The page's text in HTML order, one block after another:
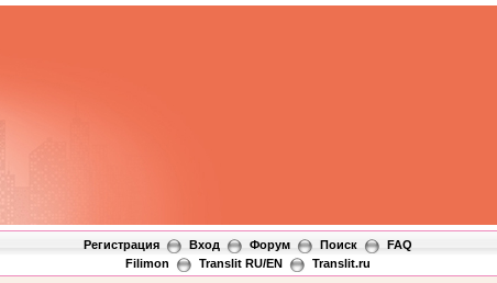
Регистрация Вход Форум Поиск
FAQ
Filimon
Translit RU/EN Translit.ru